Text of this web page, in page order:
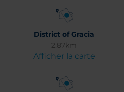
District of Gracia
2.87km
Afficher la carte